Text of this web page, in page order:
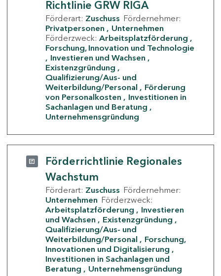
Richtlinie GRW RIGA
Förderart: Zuschuss Fördernehmer:
Privatpersonen
Unternehmen
Förderzweck: Arbeitsplatzförderung
Forschung, Innovation und Technologie
Investieren und Wachsen
Existenzgründung
Qualifizierung/Aus- und
Weiterbildung/Personal
Förderung
von Personalkosten
Investitionen in
Sachanlagen und Beratung
Unternehmensgründung
Förderrichtlinie Regionales
Wachstum
Förderart: Zuschuss Fördernehmer:
Unternehmen Förderzweck:
Arbeitsplatzförderung
Investieren
und Wachsen
Existenzgründung
Qualifizierung/Aus- und
Weiterbildung/Personal
Forschung,
Innovationen und Digitalisierung
Investitionen in Sachanlagen und
Beratung
Unternehmensgründung